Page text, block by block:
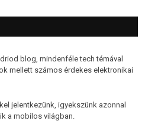
blog, mindenféle tech témával
mellett számos érdekes elektronikai
jelentkezünk, igyekszünk azonnal
a mobilos világban.